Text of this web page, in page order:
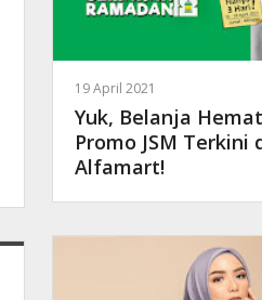
19 April 2021
Yuk, Belanja
Promo JSM Terkini
Alfamart!